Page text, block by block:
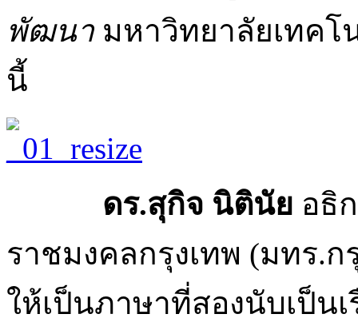
พัฒนา มหาวิทยาลัยเทคโ
นี้
ดร.สุกิจ นิตินัย อธิ
ราชมงคลกรุงเทพ (มทร.ก
ให้เป็นภาษาที่สองนับเป็น